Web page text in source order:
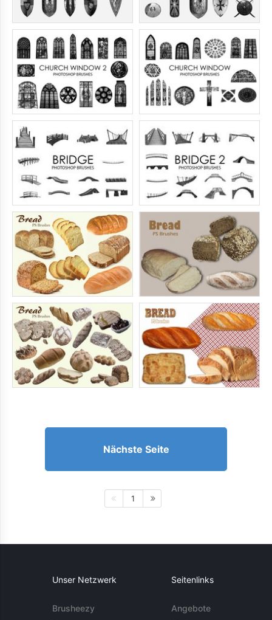
Nächste Seite
1
Unser Netzwerk
Brusheezy
Seitenlinks
Angebote